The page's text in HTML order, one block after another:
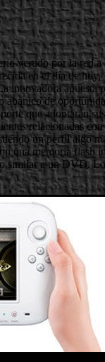
vertido por la red
en el día de
innovadora apuesta
de
que adoptarán
relacionadas
un perfil algo
una memoria
similar a un DVD.